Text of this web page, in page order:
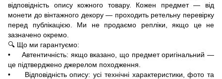
відповідність опису кожного товару. Кожен предмет — від
монети до вінтажного декору — проходить ретельну перевірку
перед публікацією. Ми не продаємо репліки, якщо це не
зазначено окремо.
🔍 Що ми гарантуємо:
• Автентичність: якщо вказано, що предмет оригінальний —
це підтверджено джерелом походження.
• Відповідність опису: усі технічні характеристики, фото та